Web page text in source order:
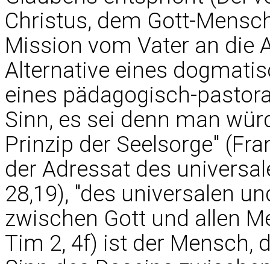
Christus, dem Gott-
Mission vom Vater an die
Alternative eines
eines pädagogisch-
Sinn, es sei denn man
Prinzip der Seelsorge"
der Adressat des
28,19), "des universalen
zwischen Gott und allen
Tim 2, 4f) ist der Mensch,